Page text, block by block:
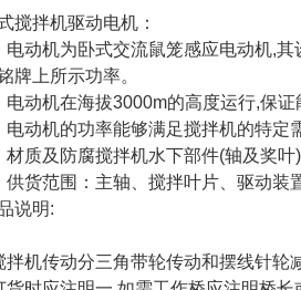
搅拌机驱动电机：
电动机为卧式交流鼠笼感应电动机,
牌上所示功率。
电动机在海拔3000m的高度运行,保证
电动机的功率能够满足搅拌机的特定
材质及防腐搅拌机水下部件(轴及奖叶
供货范围：主轴、搅拌叶片、驱动装
说明:
拌机传动分三角带轮传动和摆线针轮